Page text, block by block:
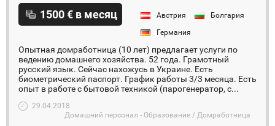
1500 € в месяц Австрия
Болгария
Германия
Опытная домработница (10 лет) предлагает услуги по
ведению домашнего хозяйства. 52 года. Грамотный
русский язык. Сейчас нахожусь в Украине. Есть
биометрический паспорт. График работы 3/3 месяца. Есть
опыт в работе с бытовой техникой (парогенератор, с...
29.04.2018
Домашний персонал - Образование / Домработница